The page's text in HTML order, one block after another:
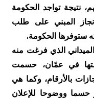
نتيجة تواجد الحكومة
المبني على طلب
ستوفرها الحكومة.
الذي فرغت منه
في عمّان، حسمت
بالأرقام، وكما هي
حسما ووضوحا للإعلان